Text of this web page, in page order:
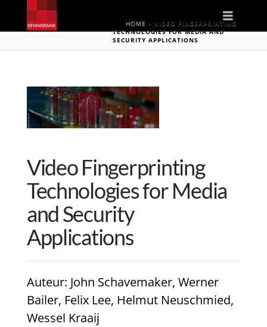
HOME » VIDEO FINGERPRINTING
TECHNOLOGIES FOR MEDIA AND
SECURITY APPLICATIONS
Video Fingerprinting
Technologies for Media
and Security
Applications
Auteur: John Schavemaker, Werner
Bailer, Felix Lee, Helmut Neuschmied,
Wessel Kraaij